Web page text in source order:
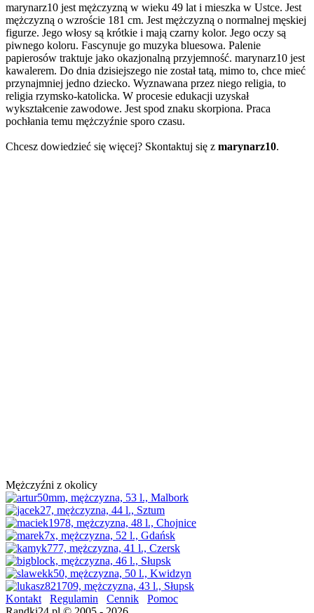
marynarz10 jest mężczyzną w wieku 49 lat i mieszka w Ustce. Jest
mężczyzną o wzroście 181 cm. Jest mężczyzną o normalnej męskiej
figurze. Jego włosy są krótkie i mają czarny kolor. Jego oczy są
piwnego koloru. Fascynuje go muzyka bluesowa. Palenie
papierosów traktuje jako okazjonalną przyjemność. marynarz10 jest
kawalerem. Do dnia dzisiejszego nie został tatą, mimo to, chce mieć
przynajmniej jedno dziecko. Wyznawana przez niego religia, to
religia rzymsko-katolicka. W procesie edukacji uzyskał
wykształcenie zawodowe. Jest spod znaku skorpiona. Praca
pochłania temu mężczyźnie sporo czasu.
Chcesz dowiedzieć się więcej? Skontaktuj się z marynarz10.
Mężczyźni z okolicy
Kontakt Regulamin Cennik
Pomoc